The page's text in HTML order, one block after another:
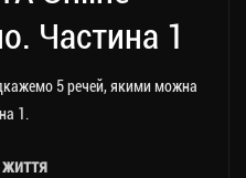
Частина 1
5 речей, якими можна
1.